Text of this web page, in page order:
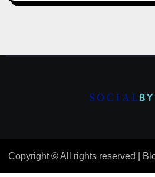
Copyright © All rights reserved